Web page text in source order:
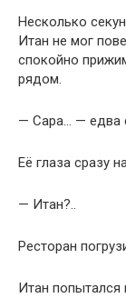
Несколько
Итан не мог
спокойно
рядом.
— Сара… — едва
Её глаза сразу
— Итан?..
Ресторан
Итан попытался